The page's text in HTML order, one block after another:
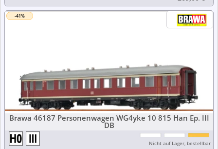
-41%
Brawa 46187 Personenwagen WG4yke 10 815 Han Ep. III
DB
Nicht auf Lager, bestellbar